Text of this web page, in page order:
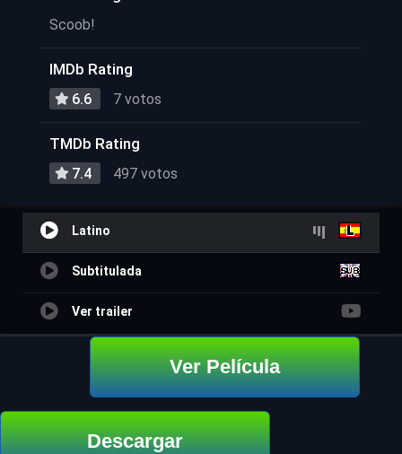
Scoob!
IMDb Rating
6.6 7 votos
TMDb Rating
7.4 497 votos
Latino
Subtitulada
Ver trailer
Ver Película
Descargar